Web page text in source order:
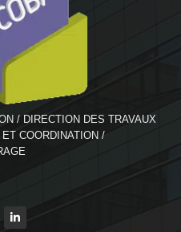
/ DIRECTION DES TRAVAUX
COORDINATION /